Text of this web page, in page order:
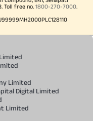
Toll free no. 1800-270-7000.
Limited
Digital Limited
Limited